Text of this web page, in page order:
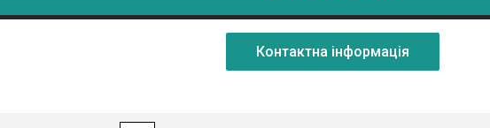
Контактна інформація